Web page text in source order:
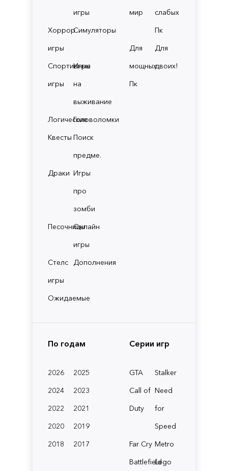
игры
Хоррор
игры
Симуляторы
Спортивные
игры
Игры
на
выживание
ЛогическиеГоловоломки
Квесты Поиск
предме.
Драки Игры
про
зомби
ПесочницыОнлайн
игры
Стелс
игры
Дополнения
Ожидаемые
мир
слабых
Пк
Для
мощных
Пк
Для
двоих!
По годам
2026
2025
2024
2023
2022
2021
2020
2019
2018
2017
Серии игр
GTA
Stalker
Call of
Duty
Need
for
Speed
Far Cry Metro
BattlefieldLego